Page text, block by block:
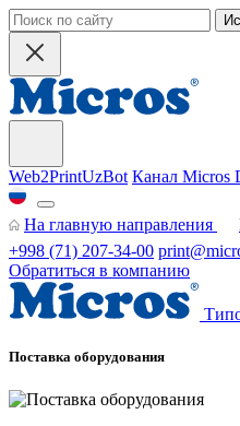
Web2PrintUzBot Канал Micros
На главную направления
+998 (71) 207-34-00
Обратиться в компанию
Поставка оборудования